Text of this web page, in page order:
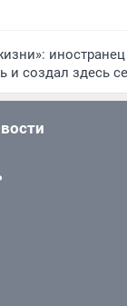
и создал здесь